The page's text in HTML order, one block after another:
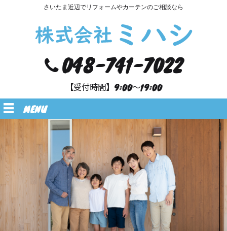
さいたま近辺でリフォームやカーテンのご相談なら
048-741-7022
【受付時間】9:00～19:00
MENU